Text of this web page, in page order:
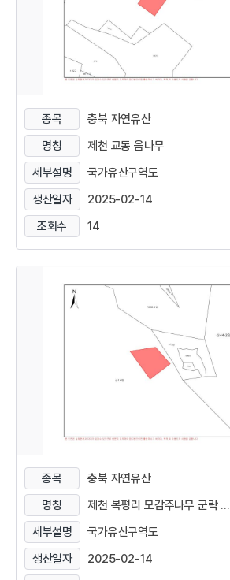
종목
충북 자연유산
명칭
제천 교동 음나무
세부설명
국가유산구역도
생산일자
2025-02-14
조회수
14
종목
충북 자연유산
명칭
제천 복평리 모감주나무 군락 ...
세부설명
국가유산구역도
생산일자
2025-02-14